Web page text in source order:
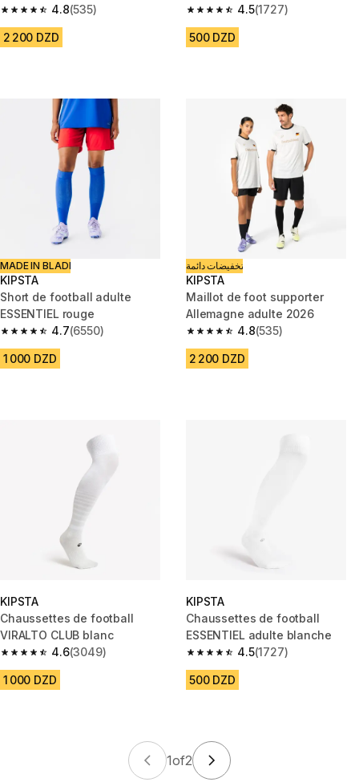
4.8
4.8 out of 5 stars from 535 reviews
(535)
2 200 DZD
4.5
4.5 out of 5 stars from 1727
(1727)
500 DZD
MADE IN BLADI
KIPSTA
Short de football adulte
ESSENTIEL rouge
4.7
4.7 out of 5 stars from 6550 reviews
(6550)
1 000 DZD
تخفيضات دائمة
KIPSTA
Maillot de foot supporter
Allemagne adulte 2026
4.8
4.8 out of 5 stars from 535
(535)
2 200 DZD
KIPSTA
Chaussettes de football
VIRALTO CLUB blanc
4.6
4.6 out of 5 stars from 3049 reviews
(3049)
1 000 DZD
KIPSTA
Chaussettes de football
ESSENTIEL adulte blanche
4.5
4.5 out of 5 stars from 1727
(1727)
500 DZD
1of2